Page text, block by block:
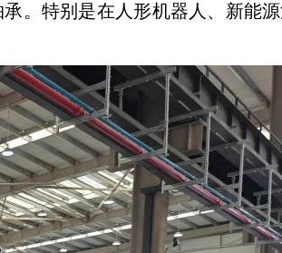
。特别是在人形机器人、新能